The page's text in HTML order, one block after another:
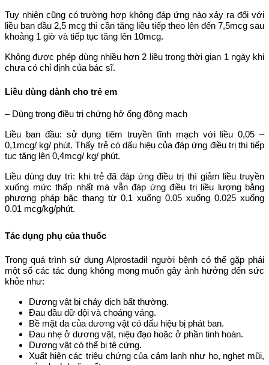
Tuy nhiên cũng có trường hợp không đáp ứng nào xảy ra đối với
liều ban đầu 2,5 mcg thì cần tăng liều tiếp theo lên đến 7,5mcg sau
khoảng 1 giờ và tiếp tục tăng lên 10mcg.
Không được phép dùng nhiều hơn 2 liều trong thời gian 1 ngày khi
chưa có chỉ định của bác sĩ.
Liều dùng dành cho trẻ em
– Dùng trong điều trị chứng hở ống động mạch
Liều ban đầu: sử dụng tiêm truyền tĩnh mạch với liều 0,05 –
0,1mcg/ kg/ phút. Thấy trẻ có dấu hiệu của đáp ứng điều trị thì tiếp
tục tăng lên 0,4mcg/ kg/ phút.
Liều dùng duy trì: khi trẻ đã đáp ứng điều trị thì giảm liều truyền
xuống mức thấp nhất mà vẫn đáp ứng điều trị liều lượng bằng
phương pháp bậc thang từ 0.1 xuống 0.05 xuống 0.025 xuống
0.01 mcg/kg/phút.
Tác dụng phụ của thuốc
Trong quá trình sử dụng Alprostadil người bệnh có thể gặp phải
một số các tác dụng không mong muốn gây ảnh hưởng đến sức
khỏe như:
Dương vật bị chảy dịch bất thường.
Đau đầu dữ dội và choáng váng.
Bề mặt da của dương vật có dấu hiệu bị phát ban.
Đau nhẹ ở dương vật, niệu đạo hoặc ở phần tinh hoàn.
Dương vật có thể bị tê cứng.
Xuất hiện các triệu chứng của cảm lạnh như ho, nghẹt mũi,